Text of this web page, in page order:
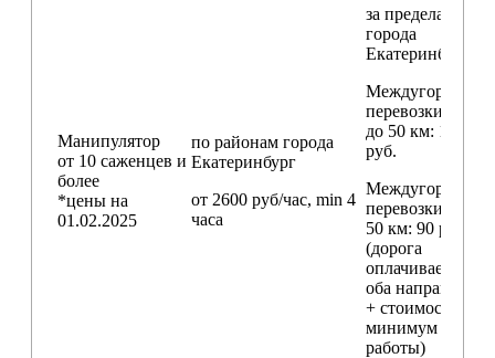
Манипулятор
от 10 саженцев и
более
*цены на
01.02.2025
по районам города
Екатеринбург
от 2600 руб/час, min 4
часа
за пределами
города
Екатеринбург
Междугородние
перевозки
до 50 км: 18 000
руб.
Междугородние
перевозки
50 км: 90 руб./км
(дорога
оплачивается в
оба направления
+ стоимость
минимум 4
работы)